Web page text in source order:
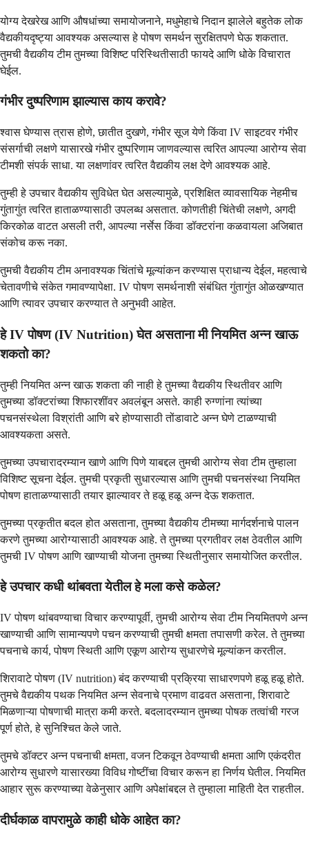
योग्य देखरेख आणि औषधांच्या समायोजनाने, मधुमेहाचे निदान झालेले बहुतेक लोक
वैद्यकीयदृष्ट्या आवश्यक असल्यास हे पोषण समर्थन सुरक्षितपणे घेऊ शकतात.
तुमची वैद्यकीय टीम तुमच्या विशिष्ट परिस्थितीसाठी फायदे आणि धोके विचारात
घेईल.
गंभीर दुष्परिणाम झाल्यास काय करावे?
श्वास घेण्यास त्रास होणे, छातीत दुखणे, गंभीर सूज येणे किंवा IV साइटवर गंभीर
संसर्गाची लक्षणे यासारखे गंभीर दुष्परिणाम जाणवल्यास त्वरित आपल्या आरोग्य सेवा
टीमशी संपर्क साधा. या लक्षणांवर त्वरित वैद्यकीय लक्ष देणे आवश्यक आहे.
तुम्ही हे उपचार वैद्यकीय सुविधेत घेत असल्यामुळे, प्रशिक्षित व्यावसायिक नेहमीच
गुंतागुंत त्वरित हाताळण्यासाठी उपलब्ध असतात. कोणतीही चिंतेची लक्षणे, अगदी
किरकोळ वाटत असली तरी, आपल्या नर्सेस किंवा डॉक्टरांना कळवायला अजिबात
संकोच करू नका.
तुमची वैद्यकीय टीम अनावश्यक चिंतांचे मूल्यांकन करण्यास प्राधान्य देईल, महत्वाचे
चेतावणीचे संकेत गमावण्यापेक्षा. IV पोषण समर्थनाशी संबंधित गुंतागुंत ओळखण्यात
आणि त्यावर उपचार करण्यात ते अनुभवी आहेत.
हे IV पोषण (IV Nutrition) घेत असताना मी नियमित अन्न खाऊ
शकतो का?
तुम्ही नियमित अन्न खाऊ शकता की नाही हे तुमच्या वैद्यकीय स्थितीवर आणि
तुमच्या डॉक्टरांच्या शिफारशींवर अवलंबून असते. काही रुग्णांना त्यांच्या
पचनसंस्थेला विश्रांती आणि बरे होण्यासाठी तोंडावाटे अन्न घेणे टाळण्याची
आवश्यकता असते.
तुमच्या उपचारादरम्यान खाणे आणि पिणे याबद्दल तुमची आरोग्य सेवा टीम तुम्हाला
विशिष्ट सूचना देईल. तुमची प्रकृती सुधारल्यास आणि तुमची पचनसंस्था नियमित
पोषण हाताळण्यासाठी तयार झाल्यावर ते हळू हळू अन्न देऊ शकतात.
तुमच्या प्रकृतीत बदल होत असताना, तुमच्या वैद्यकीय टीमच्या मार्गदर्शनाचे पालन
करणे तुमच्या आरोग्यासाठी आवश्यक आहे. ते तुमच्या प्रगतीवर लक्ष ठेवतील आणि
तुमची IV पोषण आणि खाण्याची योजना तुमच्या स्थितीनुसार समायोजित करतील.
हे उपचार कधी थांबवता येतील हे मला कसे कळेल?
IV पोषण थांबवण्याचा विचार करण्यापूर्वी, तुमची आरोग्य सेवा टीम नियमितपणे अन्न
खाण्याची आणि सामान्यपणे पचन करण्याची तुमची क्षमता तपासणी करेल. ते तुमच्या
पचनाचे कार्य, पोषण स्थिती आणि एकूण आरोग्य सुधारणेचे मूल्यांकन करतील.
शिरावाटे पोषण (IV nutrition) बंद करण्याची प्रक्रिया साधारणपणे हळू हळू होते.
तुमचे वैद्यकीय पथक नियमित अन्न सेवनाचे प्रमाण वाढवत असताना, शिरावाटे
मिळणाऱ्या पोषणाची मात्रा कमी करते. बदलादरम्यान तुमच्या पोषक तत्वांची गरज
पूर्ण होते, हे सुनिश्चित केले जाते.
तुमचे डॉक्टर अन्न पचनाची क्षमता, वजन टिकवून ठेवण्याची क्षमता आणि एकंदरीत
आरोग्य सुधारणे यासारख्या विविध गोष्टींचा विचार करून हा निर्णय घेतील. नियमित
आहार सुरू करण्याच्या वेळेनुसार आणि अपेक्षांबद्दल ते तुम्हाला माहिती देत राहतील.
दीर्घकाळ वापरामुळे काही धोके आहेत का?